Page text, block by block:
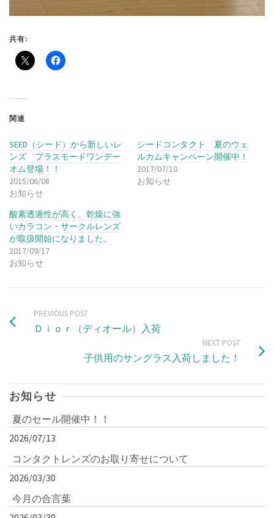
共有:
関連
SEED（シード）から新しいレ
ンズ プラスモードワンデー
オム登場！！
2015/06/08
お知らせ
シードコンタクト 夏のウェ
ルカムキャンペーン開催中！
2017/07/10
お知らせ
酸素透過性が高く、乾燥に強
いカラコン・サークルレンズ
が取扱開始になりました。
2017/09/17
お知らせ
PREVIOUS POST
Ｄｉｏｒ（ディオール）入荷
NEXT POST
子供用のサングラス入荷しました！
お知らせ
夏のセール開催中！！
2026/07/13
コンタクトレンズのお取り寄せについて
2026/03/30
今月の合言葉